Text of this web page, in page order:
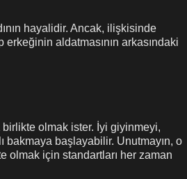
hayalidir. Ancak, ilişkisinde
aldatmasının arkasındaki
olmak ister. İyi giyinmeyi,
bakmaya başlayabilir. Unutmayın, o
olmak için standartları her zaman